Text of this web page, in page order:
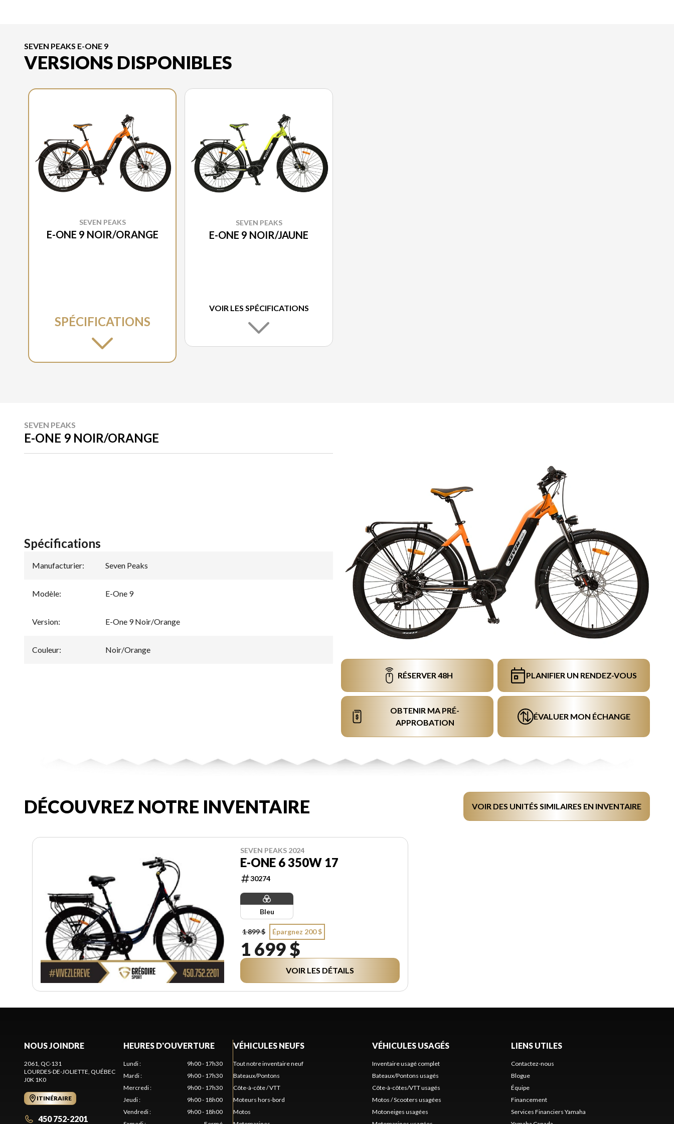
SEVEN PEAKS E-ONE 9
VERSIONS DISPONIBLES
SEVEN PEAKS
E-ONE 9 NOIR/ORANGE
SPÉCIFICATIONS
SEVEN PEAKS
E-ONE 9 NOIR/JAUNE
VOIR LES SPÉCIFICATIONS
SEVEN PEAKS
E-ONE 9 NOIR/ORANGE
RÉSERVER 48H PLANIFIER UN RENDEZ-VOUS
OBTENIR MA PRÉ-
APPROBATION
ÉVALUER MON ÉCHANGE
Spécifications
Manufacturier: Seven Peaks
Modèle: E-One 9
Version: E-One 9 Noir/Orange
Couleur: Noir/Orange
DÉCOUVREZ NOTRE INVENTAIRE VOIR DES UNITÉS SIMILAIRES EN INVENTAIRE
SEVEN PEAKS 2024
E-ONE 6 350W 17
30274
Bleu
1 899 $ Épargnez 200 $
1 699 $
VOIR LES DÉTAILS
NOUS JOINDRE
2061, QC-131
LOURDES-DE-JOLIETTE, QUÉBEC
J0K 1K0
ITINÉRAIRE
450 752-2201
HEURES D'OUVERTURE
Lundi:
9h00 - 17h30
Mardi:
9h00 - 17h30
Mercredi:
9h00 - 17h30
Jeudi:
9h00 - 18h00
Vendredi:
9h00 - 18h00
VÉHICULES NEUFS
Tout notre inventaire neuf
Bateaux/Pontons
Côte-à-côte / VTT
Moteurs hors-bord
Motos
VÉHICULES USAGÉS
Inventaire usagé complet
Bateaux/Pontons usagés
Côte-à-côtes/VTT usagés
Motos / Scooters usagées
Motoneiges usagées
LIENS UTILES
Contactez-nous
Blogue
Équipe
Financement
Services Financiers Yamaha